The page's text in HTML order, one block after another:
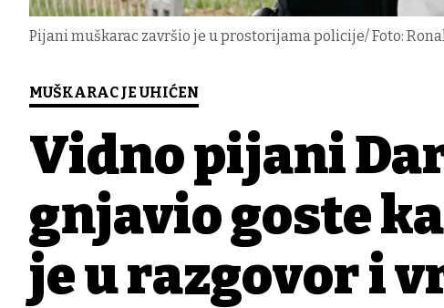
Pijani muškarac završio je u prostorijama policije/ Foto:
MUŠKARAC JE UHIĆEN
Vidno pijani
gnjavio goste
je u razgovor i